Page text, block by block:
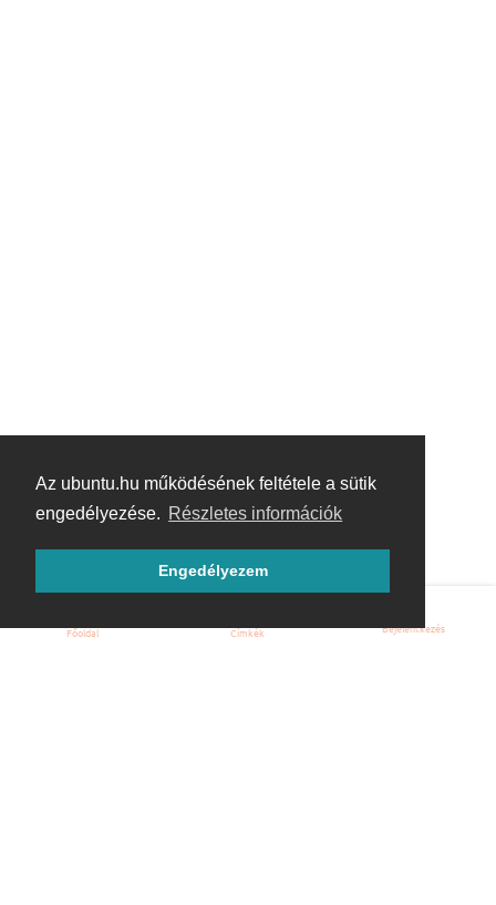
Az ubuntu.hu működésének feltétele a sütik
engedélyezése. Részletes információk
Engedélyezem
Főoldal Címkék Bejelentkezés